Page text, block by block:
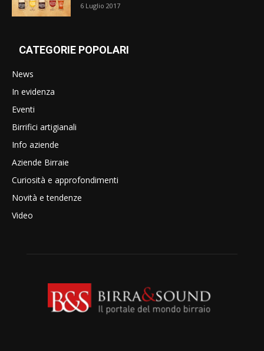
6 Luglio 2017
CATEGORIE POPOLARI
News
In evidenza
Eventi
Birrifici artigianali
Info aziende
Aziende Birraie
Curiosità e approfondimenti
Novità e tendenze
Video